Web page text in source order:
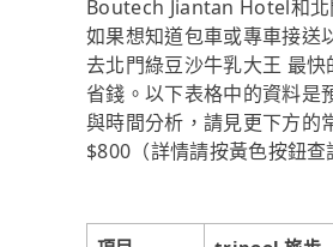
Boutech Jiantan Hotel和北
如果想知道包車或專車接
去北門綠豆沙牛乳大王 最
省錢。以下表格中的資料是
與時間分析，請見更下方
$800（詳情請按黃色按鈕查